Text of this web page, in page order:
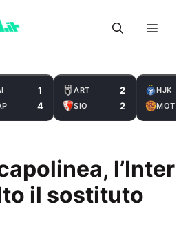
Menu
1
4
ART 2
SIO 2
HJK
MOT
l’Inter
il sostituto